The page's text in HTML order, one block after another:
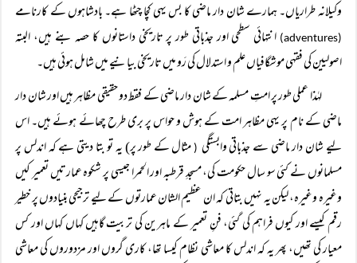
وکیلانہ طراریاں۔ ہمارے شان دار ماضی کا بس یہی کچا چٹھا ہے۔ بادشاہوں کے کارنامے
(adventures)
انتہائی سطحی اور جذباتی طور پر تاریخی داستانوں کا حصہ بنے ہیں، البتہ
اصولیین کی فقہی موشگافیاں علم و استدلال کی رَو میں تاریخی بیانیے میں شامل ہوئی ہیں۔
لہٰذا عملی طور پر امتِ مسلمہ کے شان دار ماضی کے فقط دو حقیقی مظاہر ہیں اور شان دار
ماضی کے نام پر یہی مظاہر امت کے ہوش و حواس پر بری طرح چھائے ہوئے ہیں۔ اس
لیے شان دار ماضی سے جذباتی وابستگی (مثال کے طور پر) یہ تو بتا دیتی ہے کہ اندلس پر
مسلمانوں نے کئی سو سال حکومت کی، مسجدِ قرطبہ اور الحمرا جیسی پر شکوہ عمارتیں تعمیر کیں
وغیرہ وغیرہ، لیکن یہ نہیں بتاتی کہ ان عظیم الشان عمارتوں کے لیے ترجیحی بنیادوں پر خطیر
رقم کیسے اور کیوں فراہم کی گئی، فنِ تعمیر کے ماہرین کی تربیت گاہیں کہاں کہاں اور کس
معیار کی تھیں، پھر یہ کہ اندلس کا معاشی نظام کیسا تھا، کاری گروں اور مزدوروں کی معاشی